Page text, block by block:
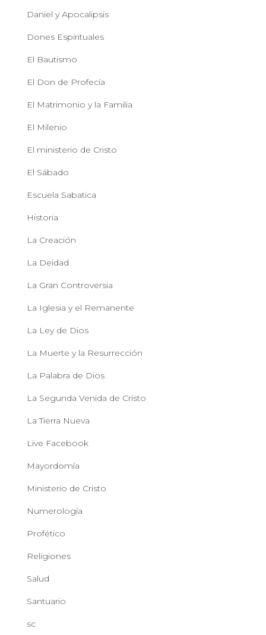
Daniel y Apocalipsis
Dones Espirituales
El Bautismo
El Don de Profecía
El Matrimonio y la Familia
El Milenio
El ministerio de Cristo
El Sábado
Escuela Sabatica
Historia
La Creación
La Deidad
La Gran Controversia
La Iglesia y el Remanente
La Ley de Dios
La Muerte y la Resurrección
La Palabra de Dios
La Segunda Venida de Cristo
La Tierra Nueva
Live Facebook
Mayordomía
Ministerio de Cristo
Numerología
Profético
Religiones
Salud
Santuario
sc